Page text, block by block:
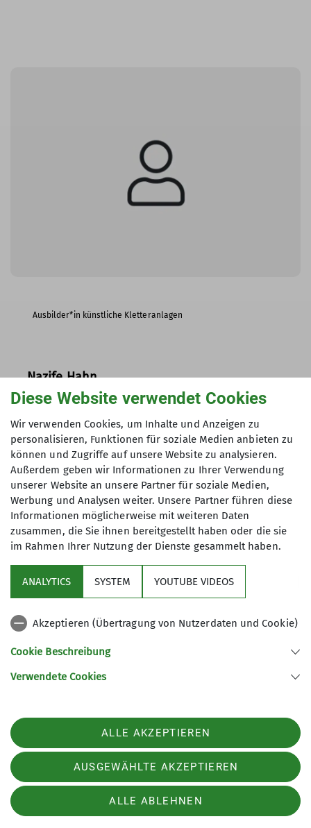
Ausbilder*in künstliche Kletteranlagen
Nazife Hahn
nazife.hahn@dav-selb.de
Ausbilder*in künstliche Kletteranlagen
Nadine Heintel
Diese Website verwendet Cookies
Wir verwenden Cookies, um Inhalte und Anzeigen zu
personalisieren, Funktionen für soziale Medien anbieten zu
können und Zugriffe auf unsere Website zu analysieren.
Außerdem geben wir Informationen zu Ihrer Verwendung
unserer Website an unsere Partner für soziale Medien,
Werbung und Analysen weiter. Unsere Partner führen diese
Informationen möglicherweise mit weiteren Daten
zusammen, die Sie ihnen bereitgestellt haben oder die sie
im Rahmen Ihrer Nutzung der Dienste gesammelt haben.
ANALYTICS SYSTEM YOUTUBE VIDEOS
Akzeptieren (Übertragung von Nutzerdaten und Cookie)
Cookie Beschreibung
Verwendete Cookies
ALLE AKZEPTIEREN
AUSGEWÄHLTE AKZEPTIEREN
ALLE ABLEHNEN